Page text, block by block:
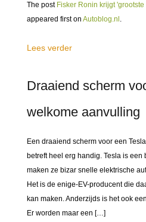
The post Fisker Ronin krijgt
appeared first on Autoblog.nl .
Lees verder
Draaiend scherm
welkome aanvulling
Een draaiend scherm voor een
betreft heel erg handig. Tesla is
maken ze bizar snelle elektrische
Het is de enige-EV-producent die
kan maken. Anderzijds is het ook
Er worden maar een […]